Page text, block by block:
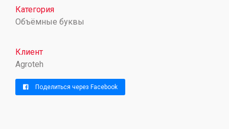
Категория
Объёмные буквы
Клиент
Agroteh
Поделиться через Facebook